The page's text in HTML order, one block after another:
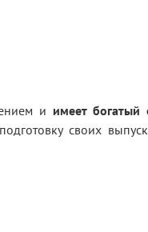
и имеет богатый
своих